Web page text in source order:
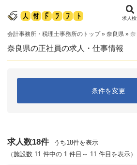
求人
会計事務所・税理士事務所のトップ» 奈良県 » 奈
奈良県の正社員の求人・仕事情報
条件を変更
求人数18件
うち18件を表示
（施設数 11 件中の 1 件目～ 11 件目を表示）